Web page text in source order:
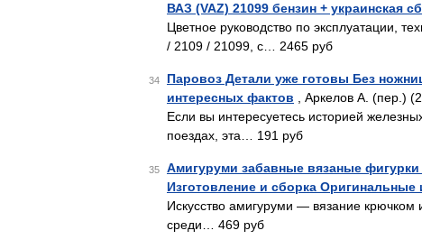
ВАЗ (VAZ) 21099 бензин + украинская
Цветное руководство по эксплуатации,
/ 2109 / 21099, с… 2465 руб
34
Паровоз Детали уже готовы Без
интересных фактов , Аркелов А. (пер.)
Если вы интересуетесь историей
поездах, эта… 191 руб
35
Амигуруми забавные вязаные
Изготовление и сборка Оригинальные
Искусство амигуруми — вязание крючком
среди… 469 руб